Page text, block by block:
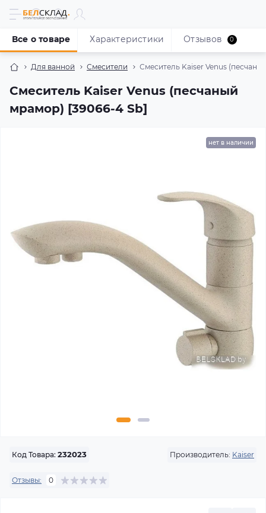
Для ванной Смесители Смеситель Kaiser Venus
Смеситель Kaiser Venus (песчаный
мрамор) [39066-4 Sb]
Все о товаре Характеристики Отзывов 0
нет в наличии
Код Товара: 232023 Производитель: Kaiser
Отзывы: 0